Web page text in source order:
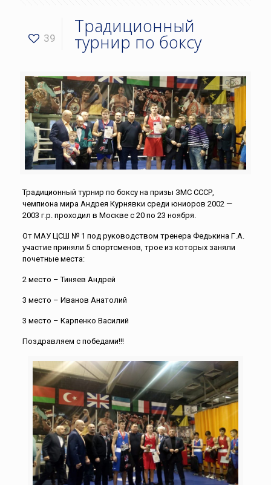
39
Традиционный
турнир по боксу
Традиционный турнир по боксу на призы ЗМС СССР,
чемпиона мира Андрея Курнявки среди юниоров 2002 —
2003 г.р. проходил в Москве с 20 по 23 ноября.
От МАУ ЦСШ № 1 под руководством тренера Федькина Г.А.
участие приняли 5 спортсменов, трое из которых заняли
почетные места:
2 место – Тиняев Андрей
3 место – Иванов Анатолий
3 место – Карпенко Василий
Поздравляем с победами!!!